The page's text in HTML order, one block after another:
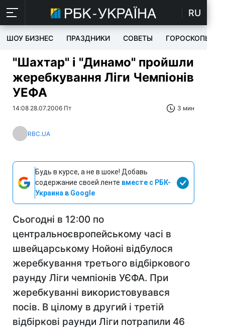
RU
ШОУ БИЗНЕС ПРАЗДНИКИ СОВЕТЫ ГОРОСКОПЫ
"Шахтар" і "Динамо" пройшли
жеребкування Ліги Чемпіонів
УЕФА
14:08 28.07.2006 Пт 3 мин
RBC.UA
Будь в курсе, а не в шоке! Добавь
содержание своей ленте вместе с РБК-
Украина в Google
Сьогодні в 12:00 по
центральноєвропейському часі в
швейцарському Нойоні відбулося
жеребкування третього відбіркового
раунду Ліги чемпіонів УЄФА. При
жеребкуванні використовувався
посів. В цілому в другий і третій
відбіркові раунди Ліги потрапили 46